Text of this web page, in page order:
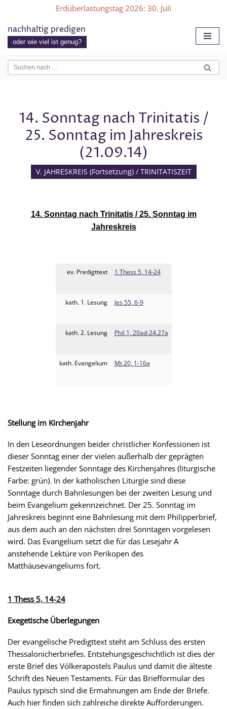
Zum
Inhalt
Erdüberlastungstag 2026: 30. Juli
nachhaltig predigen
oder wie viel ist genug?
14. Sonntag nach Trinitatis /
25. Sonntag im Jahreskreis
(21.09.14)
V. JAHRESKREIS (Fortsetzung) / TRINITATISZEIT
14. Sonntag nach Trinitatis /25. Sonntag im
Jahreskreis
ev. Predigttext
kath. 1. Lesung
kath. 2. Lesung
kath. Evangelium
1 Thess 5, 14-24
Jes 55, 6-9
Phil 1, 20ad-24.27a
Mt 20, 1-16a
Stellung im Kirchenjahr
In den Leseordnungen beider christlicher Konfessionen ist
dieser Sonntag einer der vielen außerhalb der geprägten
Festzeiten liegender Sonntage des Kirchenjahres (liturgische
Farbe: grün). In der katholischen Liturgie sind diese
Sonntage durch Bahnlesungen bei der zweiten Lesung und
beim Evangelium gekennzeichnet. Der 25. Sonntag im
Jahreskreis beginnt eine Bahnlesung mit dem Philipperbrief,
aus dem auch an den nächsten drei Sonntagen vorgelesen
wird. Das Evangelium setzt die für das Lesejahr A
anstehende Lektüre von Perikopen des
Matthäusevangeliums fort.
1 Thess 5, 14-24
Exegetische Überlegungen
Der evangelische Predigttext steht am Schluss des ersten
Thessalonicherbriefes. Entstehungsgeschichtlich ist dies der
erste Brief des Völkerapostels Paulus und damit die älteste
Schrift des Neuen Testaments. Für das Briefformular des
Paulus typisch sind die Ermahnungen am Ende der Briefe.
Auch hier finden sich zahlreiche direkte Aufforderungen.